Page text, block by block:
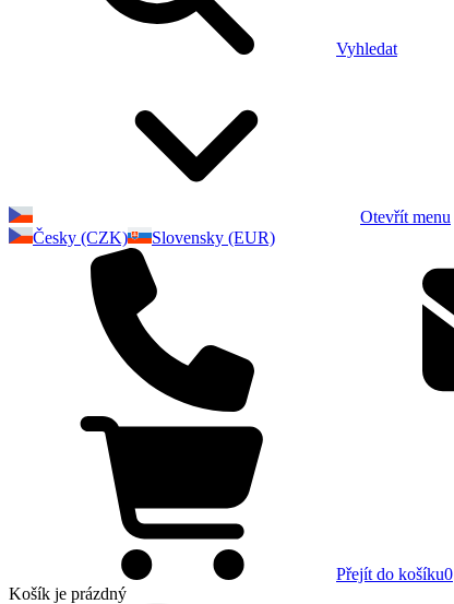
Vyhledat
Otevřít menu
Česky (CZK)
Slovensky (EUR)
Přejít do košíku0
Košík je prázdný